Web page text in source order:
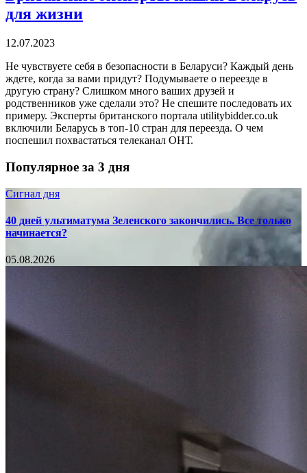
для жизни
12.07.2023
Не чувствуете себя в безопасности в Беларуси? Каждый день
ждете, когда за вами придут? Подумываете о переезде в
другую страну? Слишком много ваших друзей и
родственников уже сделали это? Не спешите последовать их
примеру. Эксперты британского портала utilitybidder.co.uk
включили Беларусь в топ-10 стран для переезда. О чем
поспешил похвастаться телеканал ОНТ.
Популярное за 3 дня
Сигнал дня
40 дней ультиматума Зеленского закончились. Все только
начинается?
05.08.2026